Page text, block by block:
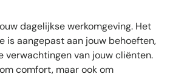
dagelijkse werkomgeving. Het
is aangepast aan jouw behoeften,
verwachtingen van jouw cliënten.
comfort, maar ook om